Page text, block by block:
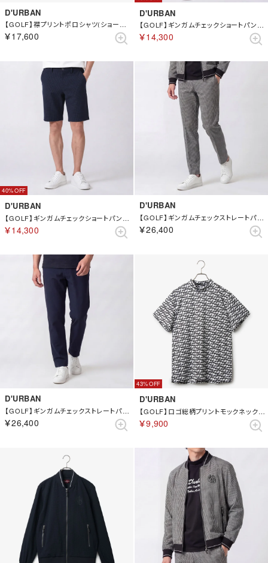
D'URBAN
【GOLF】襟プリントポロシャツ(ショートスリーブ) （ブルー）
￥17,600
D'URBAN
【GOLF】ギンガムチェックショートパンツ （グレー）
￥14,300
40%
D'URBAN
【GOLF】ギンガムチェックショートパンツ （ブルー）
￥14,300
D'URBAN
【GOLF】ギンガムチェックストレートパンツ （グレー）
￥26,400
D'URBAN
【GOLF】ギンガムチェックストレートパンツ （ブルー）
￥26,400
43%
D'URBAN
【GOLF】ロゴ総柄プリントモックネックカットソー(ショートスリーブ) （オフホワイト）
￥9,900